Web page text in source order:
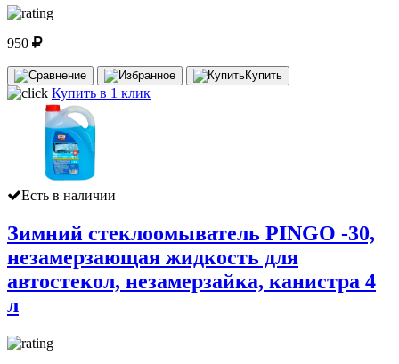
950
Купить
Купить в 1 клик
Есть в наличии
Зимний стеклоомыватель PINGO -30,
незамерзающая жидкость для
автостекол, незамерзайка, канистра 4
л